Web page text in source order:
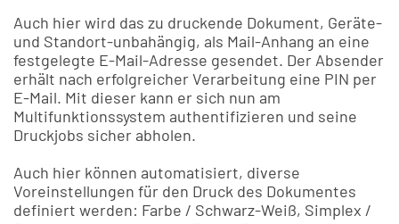
Auch hier wird das zu druckende Dokument, Geräte-
und Standort-unbahängig, als Mail-Anhang an eine
festgelegte E-Mail-Adresse gesendet. Der Absender
erhält nach erfolgreicher Verarbeitung eine PIN per
E-Mail. Mit dieser kann er sich nun am
Multifunktionssystem authentifizieren und seine
Druckjobs sicher abholen.
Auch hier können automatisiert, diverse
Voreinstellungen für den Druck des Dokumentes
definiert werden: Farbe / Schwarz-Weiß, Simplex /